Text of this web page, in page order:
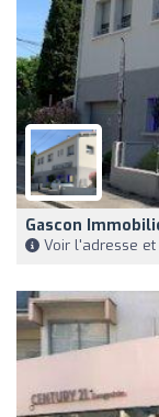
Gascon
Voir l'adresse